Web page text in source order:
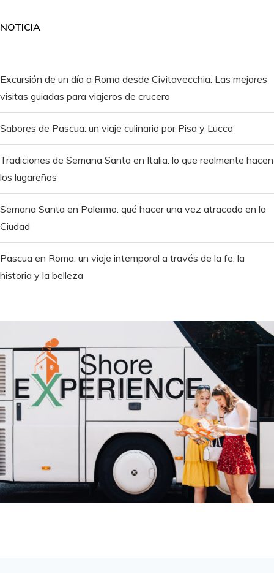
NOTICIA
Excursión de un día a Roma desde Civitavecchia: Las mejores
visitas guiadas para viajeros de crucero
Sabores de Pascua: un viaje culinario por Pisa y Lucca
Tradiciones de Semana Santa en Italia: lo que realmente hacen
los lugareños
Semana Santa en Palermo: qué hacer una vez atracado en la
Ciudad
Pascua en Roma: un viaje intemporal a través de la fe, la
historia y la belleza